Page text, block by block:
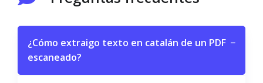
¿Cómo extraigo texto en catalán de un PDF
escaneado?
−